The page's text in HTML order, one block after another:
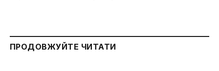
ПРОДОВЖУЙТЕ ЧИТАТИ